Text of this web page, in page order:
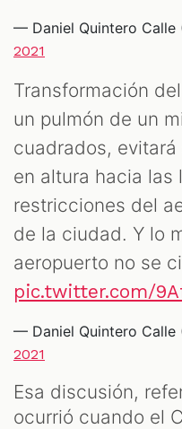
— Daniel Quintero Calle
2021
Transformación
un pulmón de un
cuadrados,
en altura hacia las
restricciones del
de la ciudad. Y lo
aeropuerto no se
pic.twitter.com/
— Daniel Quintero Calle
2021
Esa discusión,
ocurrió cuando el